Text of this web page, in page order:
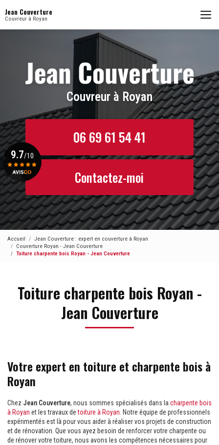
au
contenu
Jean Couverture
Couvreur à Royan
Couvreur à Royan
06 69 61 54 41
Contactez-moi
9.7/10
Voir le certificat
Accueil
Jean Couverture : expert en couverture à Royan
Couverture Royan - Jean Couverture
Toiture charpente bois Royan - Jean Couverture
Toiture charpente bois Royan -
Jean Couverture
Votre expert en toiture et charpente bois à
Royan
Chez Jean Couverture, nous sommes spécialisés dans lacharpente bois
à Royan et les travaux detoiture à Royan. Notre équipe de professionnels
expérimentés est là pour vous aider à réaliser vos projets de construction
et de rénovation. Que vous ayez besoin de renforcer votre charpente ou
de rénover votre toiture, nous avons les compétences nécessaires pour